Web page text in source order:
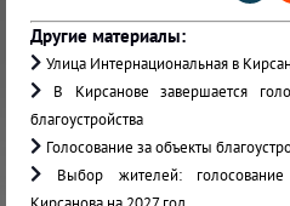
Другие материалы:
Улица Интернациональная в
В Кирсанове завершается
благоустройства
Голосование за объекты
Выбор жителей: голосование